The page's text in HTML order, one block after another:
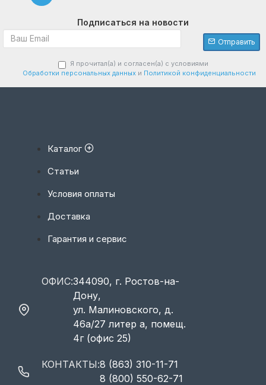
Подписаться на новости
Отправить
Я прочитал(а) и согласен(а) с условиями
Обработки персональных данныхи Политикой конфиденциальности
Каталог
Статьи
Условия оплаты
Доставка
Гарантия и сервис
ОФИС:344090, г. Ростов-на-
Дону,
ул. Малиновского, д.
46а/27 литер а, помещ.
4г (офис 25)
КОНТАКТЫ:8 (863) 310-11-71
8 (800) 550-62-71